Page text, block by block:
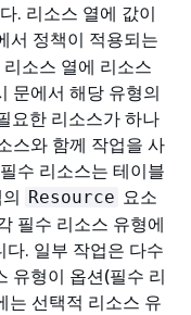
. 리소스 열에 값이
서 정책이 적용되는
소스 열에 리소스
문에서 해당 유형의
요한 리소스가 하나
스와 함께 작업을 사
수 리소스는 테이블
Resource 요소
필수 리소스 유형에
다. 일부 작업은 다수
유형이 옵션(필수 리
는 선택적 리소스 유